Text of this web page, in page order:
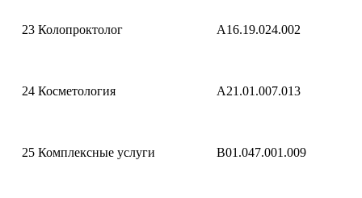
23 Колопроктолог A16.19.024.002
24 Косметология A21.01.007.013
25 Комплексные услуги B01.047.001.009